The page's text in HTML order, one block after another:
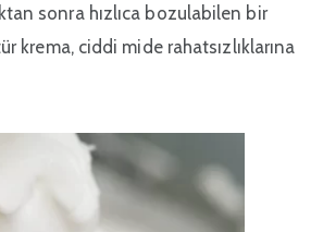
sonra hızlıca bozulabilen bir
krema, ciddi mide rahatsızlıklarına